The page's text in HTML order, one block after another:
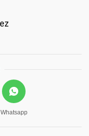
Whatsapp